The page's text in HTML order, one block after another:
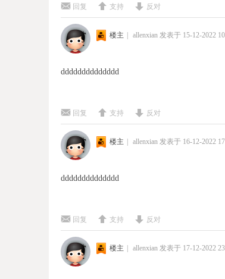
回复 支持 反对
楼主 | allenxian 发表于 15-12-2022
dddddddddddddd
回复 支持 反对
楼主 | allenxian 发表于 16-12-2022
dddddddddddddd
回复 支持 反对
楼主 | allenxian 发表于 17-12-2022